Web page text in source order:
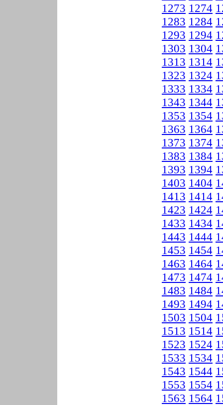
1273 1274
1283 1284
1293 1294
1303 1304
1313 1314
1323 1324
1333 1334
1343 1344
1353 1354
1363 1364
1373 1374
1383 1384
1393 1394
1403 1404
1413 1414
1423 1424
1433 1434
1443 1444
1453 1454
1463 1464
1473 1474
1483 1484
1493 1494
1503 1504
1513 1514
1523 1524
1533 1534
1543 1544
1553 1554
1563 1564